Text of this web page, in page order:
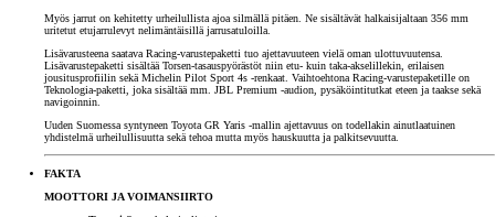
Myös jarrut on kehitetty urheilullista ajoa silmällä pitäen. Ne sisältävät halkaisijaltaan 356 mm
uritetut etujarrulevyt nelimäntäisillä jarrusatuloilla.
Lisävarusteena saatava Racing-varus­tepaketti tuo ajettavuuteen vielä oman ulottuvuutensa.
Lisävaruste­paketti sisältää Torsen-tasauspyörästöt niin etu- kuin taka-akselillekin, erilaisen
jousitusprofiilin sekä Michelin Pilot Sport 4s -renkaat. Vaihtoehtona Racing-varustepaketille on
Teknologia-paketti, joka sisältää mm. JBL Premium -audion, pysäköintitutkat eteen ja taakse sekä
navigoinnin.
Uuden Suomessa syntyneen Toyota GR Yaris -mallin ajettavuus on todellakin ainutlaatuinen
yhdistelmä urheilullisuutta sekä tehoa mutta myös hauskuutta ja palkitsevuutta.
FAKTA
MOOTTORI JA VOIMANSIIRTO